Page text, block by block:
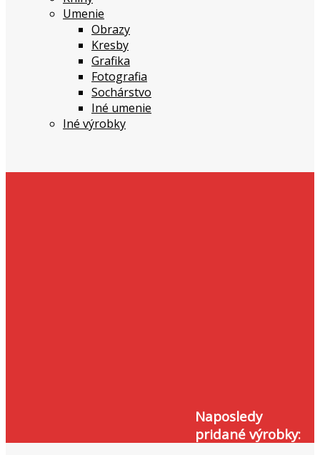
Umenie
Obrazy
Kresby
Grafika
Fotografia
Sochárstvo
Iné umenie
Iné výrobky
Naposledy
pridané výrobky: